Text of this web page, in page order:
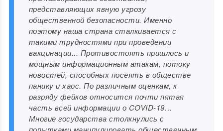
представляющих явную угрозу
общественной безопасности. Именно
поэтому наша страна сталкивается с
такими трудностями при проведении
вакцинации... Противостоять пришлось и
мощным информационным атакам, потоку
новостей, способных посеять в обществе
панику и хаос. По различным оценкам, к
разряду фейков относится почти пятая
часть всей информации о COVID-19…
Многие государства столкнулись с